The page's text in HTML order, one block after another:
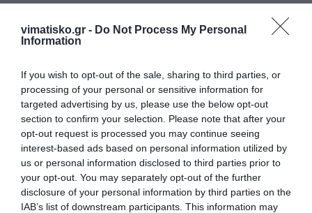
vimatisko.gr - Do Not Process My Personal
Information
If you wish to opt-out of the sale, sharing to third parties, or
processing of your personal or sensitive information for
targeted advertising by us, please use the below opt-out
section to confirm your selection. Please note that after your
opt-out request is processed you may continue seeing
interest-based ads based on personal information utilized by
us or personal information disclosed to third parties prior to
your opt-out. You may separately opt-out of the further
disclosure of your personal information by third parties on the
IAB’s list of downstream participants. This information may
Πρόσθεσε ένα σχόλιο
ΤΙΤΛΟΣ
ΣΧΟΛΙΟ